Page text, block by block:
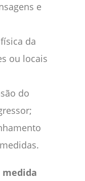
e
da
ou locais
do